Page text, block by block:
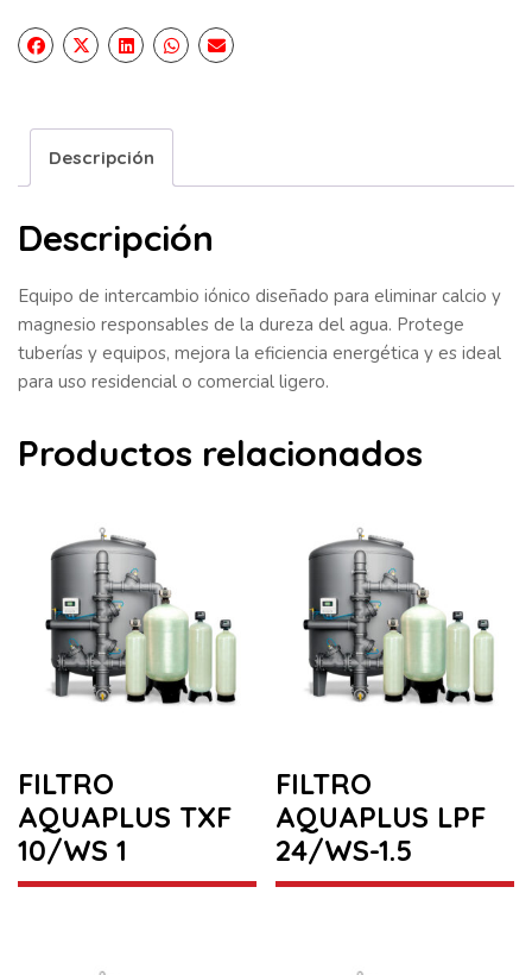
Descripción
Descripción
Equipo de intercambio iónico diseñado para eliminar calcio y
magnesio responsables de la dureza del agua. Protege
tuberías y equipos, mejora la eficiencia energética y es ideal
para uso residencial o comercial ligero.
Productos relacionados
FILTRO
AQUAPLUS TXF
10/WS 1
FILTRO
AQUAPLUS LPF
24/WS-1.5